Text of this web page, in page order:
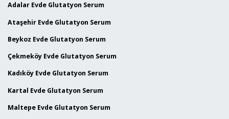
Adalar Evde Glutatyon Serum
Ataşehir Evde Glutatyon Serum
Beykoz Evde Glutatyon Serum
Çekmeköy Evde Glutatyon Serum
Kadıköy Evde Glutatyon Serum
Kartal Evde Glutatyon Serum
Maltepe Evde Glutatyon Serum